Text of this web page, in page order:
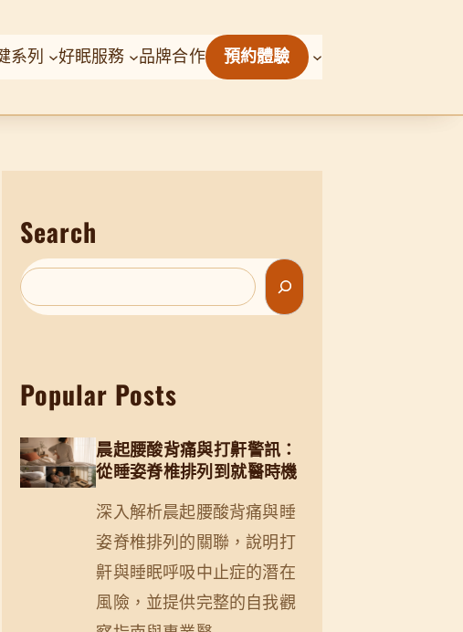
系列 好眠服務 品牌合作 預約體驗
Search
S
e
c
Popular Posts
晨起腰酸背痛與打鼾警訊：
從睡姿脊椎排列到就醫時機
深入解析晨起腰酸背痛與睡
姿脊椎排列的關聯，說明打
鼾與睡眠呼吸中止症的潛在
風險，並提供完整的自我觀